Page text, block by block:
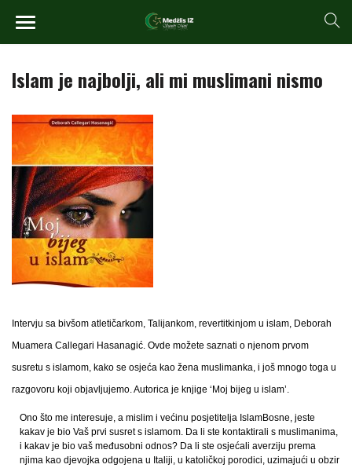
Islam je najbolji, ali mi muslimani nismo
Intervju sa bivšom atletičarkom, Talijankom, revertitkinjom u islam, Deborah
Muamera Callegari Hasanagić. Ovde možete saznati o njenom prvom
susretu s islamom, kako se osjeća kao žena muslimanka, i još mnogo toga u
razgovoru koji objavljujemo. Autorica je knjige ‘Moj bijeg u islam’.
Ono što me interesuje, a mislim i većinu posjetitelja IslamBosne, jeste
kakav je bio Vaš prvi susret s islamom. Da li ste kontaktirali s muslimanima,
i kakav je bio vaš međusobni odnos? Da li ste osjećali averziju prema
njima kao djevojka odgojena u Italiji, u katoličkoj porodici, uzimajući u obzir